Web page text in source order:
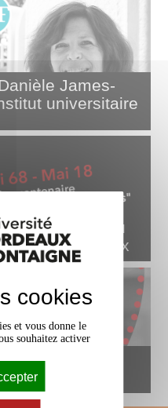
James-
universitaire
vu
de Bordeaux
visages
cookies
et vous donne le
souhaitez activer